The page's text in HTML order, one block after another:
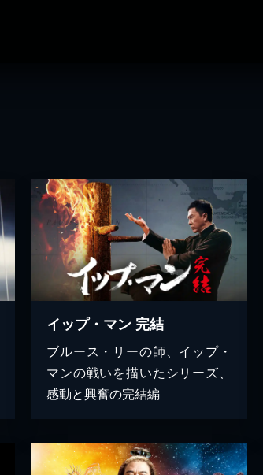
イップ・マン 完結
ブルース・リーの師、イップ・
マンの戦いを描いたシリーズ、
感動と興奮の完結編